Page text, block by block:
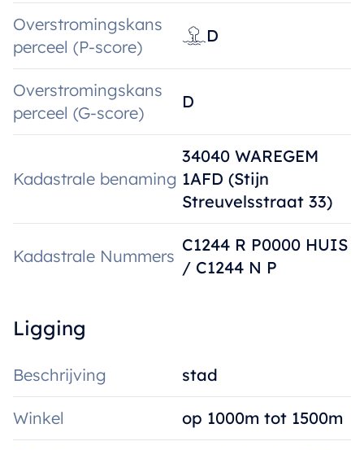
Overstromingskans
perceel (P-score)
D
Overstromingskans
perceel (G-score)
D
Kadastrale benaming
34040 WAREGEM
1AFD (Stijn
Streuvelsstraat 33)
Kadastrale Nummers
C1244 R P0000 HUIS
/ C1244 N P
Ligging
Beschrijving stad
Winkel op 1000m tot 1500m